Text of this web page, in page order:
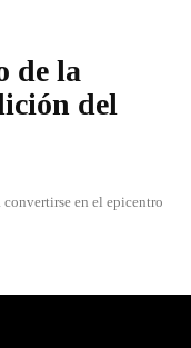
de la
del
en el epicentro